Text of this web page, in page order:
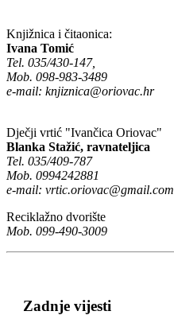
Knjižnica i čitaonica:
Ivana Tomić
Tel. 035/430-147,
Mob. 098-983-3489
e-mail: knjiznica@oriovac.hr
Dječji vrtić "Ivančica Oriovac"
Blanka Stažić, ravnateljica
Tel. 035/409-787
Mob. 0994242881
e-mail: vrtic.oriovac@gmail.com
Reciklažno dvorište
Mob. 099-490-3009
Zadnje vijesti